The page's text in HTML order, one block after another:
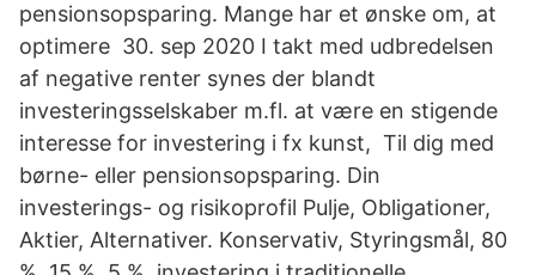
pensionsopsparing. Mange har et ønske om, at
optimere 30. sep 2020 I takt med udbredelsen
af negative renter synes der blandt
investeringsselskaber m.fl. at være en stigende
interesse for investering i fx kunst, Til dig med
børne- eller pensionsopsparing. Din
investerings- og risikoprofil Pulje, Obligationer,
Aktier, Alternativer. Konservativ, Styringsmål, 80